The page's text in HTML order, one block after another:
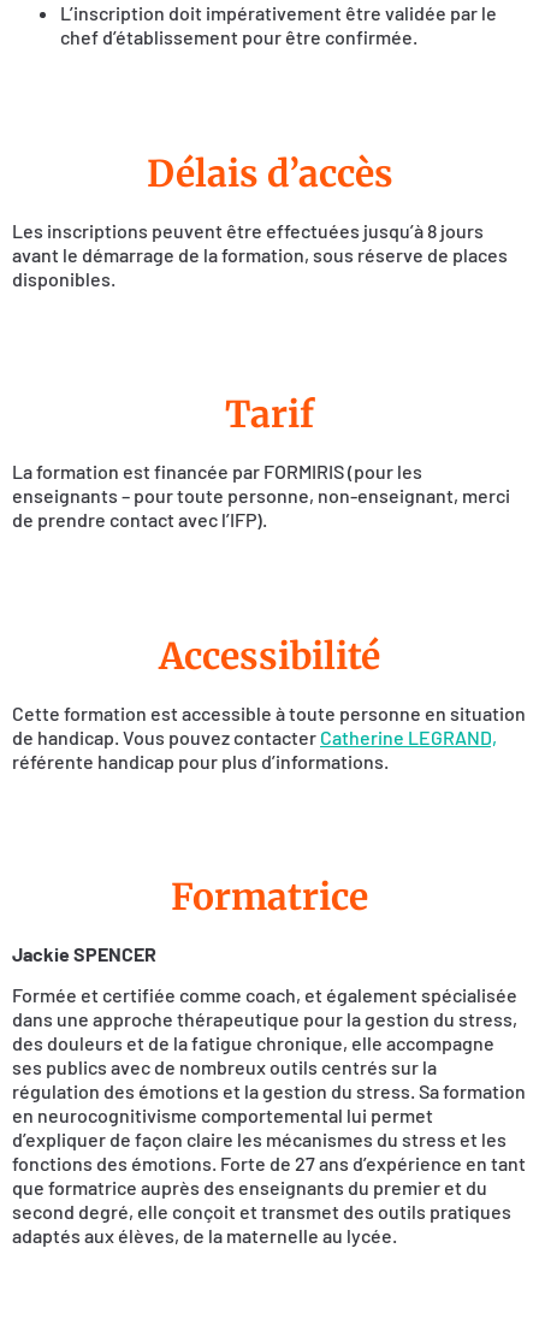
L’inscription doit impérativement être validée par le
chef d’établissement pour être confirmée.
Délais d’accès
Les inscriptions peuvent être effectuées jusqu’à 8 jours
avant le démarrage de la formation, sous réserve de places
disponibles.
Tarif
La formation est financée par FORMIRIS (pour les
enseignants – pour toute personne, non-enseignant, merci
de prendre contact avec l’IFP).
Accessibilité
Cette formation est accessible à toute personne en situation
de handicap. Vous pouvez contacter Catherine LEGRAND,
référente handicap pour plus d’informations.
Formatrice
Jackie SPENCER
Formée et certifiée comme coach, et également spécialisée
dans une approche thérapeutique pour la gestion du stress,
des douleurs et de la fatigue chronique, elle accompagne
ses publics avec de nombreux outils centrés sur la
régulation des émotions et la gestion du stress. Sa formation
en neurocognitivisme comportemental lui permet
d’expliquer de façon claire les mécanismes du stress et les
fonctions des émotions. Forte de 27 ans d’expérience en tant
que formatrice auprès des enseignants du premier et du
second degré, elle conçoit et transmet des outils pratiques
adaptés aux élèves, de la maternelle au lycée.